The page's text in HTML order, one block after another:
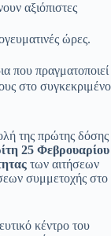
αξιόπιστες
ώρες.
που πραγματοποιεί
στο συγκεκριμένο
της πρώτης δόσης
25 Φεβρουαρίου
των αιτήσεων
συμμετοχής στο
κέντρο του